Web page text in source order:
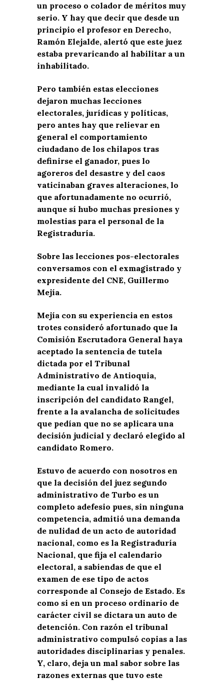
un proceso o colador de méritos muy
serio. Y hay que decir que desde un
principio el profesor en Derecho,
Ramón Elejalde, alertó que este juez
estaba prevaricando al habilitar a un
inhabilitado.
Pero también estas elecciones
dejaron muchas lecciones
electorales, jurídicas y políticas,
pero antes hay que relievar en
general el comportamiento
ciudadano de los chilapos tras
definirse el ganador, pues lo
agoreros del desastre y del caos
vaticinaban graves alteraciones, lo
que afortunadamente no ocurrió,
aunque sí hubo muchas presiones y
molestias para el personal de la
Registraduría.
Sobre las lecciones pos-electorales
conversamos con el exmagistrado y
expresidente del CNE, Guillermo
Mejía.
Mejía con su experiencia en estos
trotes consideró afortunado que la
Comisión Escrutadora General haya
aceptado la sentencia de tutela
dictada por el Tribunal
Administrativo de Antioquia,
mediante la cual invalidó la
inscripción del candidato Rangel,
frente a la avalancha de solicitudes
que pedían que no se aplicara una
decisión judicial y declaró elegido al
candidato Romero.
Estuvo de acuerdo con nosotros en
que la decisión del juez segundo
administrativo de Turbo es un
completo adefesio pues, sin ninguna
competencia, admitió una demanda
de nulidad de un acto de autoridad
nacional, como es la Registraduría
Nacional, que fija el calendario
electoral, a sabiendas de que el
examen de ese tipo de actos
corresponde al Consejo de Estado. Es
como si en un proceso ordinario de
carácter civil se dictara un auto de
detención. Con razón el tribunal
administrativo compulsó copias a las
autoridades disciplinarias y penales.
Y, claro, deja un mal sabor sobre las
razones externas que tuvo este